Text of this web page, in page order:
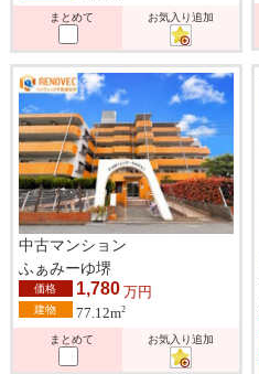
まとめて お気入り追加
中古マンション
ふぁみーゆ堺
価格 1,780 万円
建物 77.12m2
まとめて お気入り追加